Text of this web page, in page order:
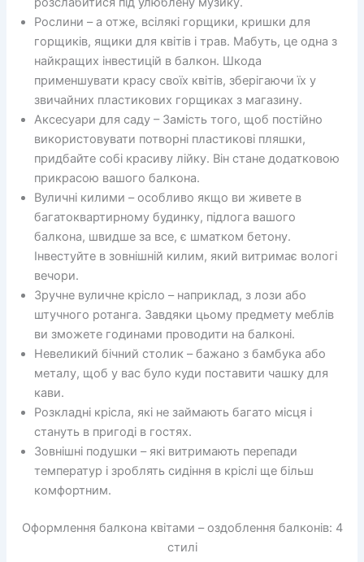
Рослини – а отже, всілякі горщики, кришки для
горщиків, ящики для квітів і трав. Мабуть, це одна з
найкращих інвестицій в балкон. Шкода
применшувати красу своїх квітів, зберігаючи їх у
звичайних пластикових горщиках з магазину.
Аксесуари для саду – Замість того, щоб постійно
використовувати потворні пластикові пляшки,
придбайте собі красиву лійку. Він стане додатковою
прикрасою вашого балкона.
Вуличні килими – особливо якщо ви живете в
багатоквартирному будинку, підлога вашого
балкона, швидше за все, є шматком бетону.
Інвестуйте в зовнішній килим, який витримає вологі
вечори.
Зручне вуличне крісло – наприклад, з лози або
штучного ротанга. Завдяки цьому предмету меблів
ви зможете годинами проводити на балконі.
Невеликий бічний столик – бажано з бамбука або
металу, щоб у вас було куди поставити чашку для
кави.
Розкладні крісла, які не займають багато місця і
стануть в пригоді в гостях.
Зовнішні подушки – які витримають перепади
температур і зроблять сидіння в кріслі ще більш
комфортним.
Оформлення балкона квітами – оздоблення балконів: 4
стилі